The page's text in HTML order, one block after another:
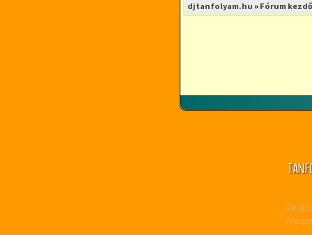
djtanfolyam.hu » Fórum